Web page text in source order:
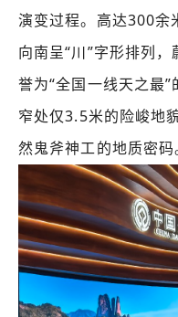
演变过程。高达300余
向南呈“川”字形排列
誉为“全国一线天之最
窄处仅3.5米的险峻地
然鬼斧神工的地质密码